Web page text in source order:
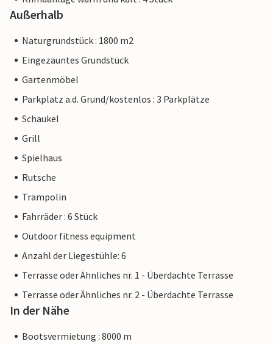
Außerhalb
Naturgrundstück : 1800 m2
Eingezäuntes Grundstück
Gartenmöbel
Parkplatz a.d. Grund/kostenlos : 3 Parkplätze
Schaukel
Grill
Spielhaus
Rutsche
Trampolin
Fahrräder : 6 Stück
Outdoor fitness equipment
Anzahl der Liegestühle: 6
Terrasse oder Ähnliches nr. 1 - Überdachte Terrasse
Terrasse oder Ähnliches nr. 2 - Überdachte Terrasse
In der Nähe
Bootsvermietung : 8000 m